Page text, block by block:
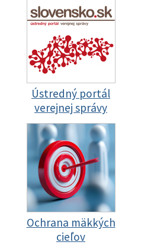
Ústredný portál
verejnej správy
Ochrana mäkkých
cieľov